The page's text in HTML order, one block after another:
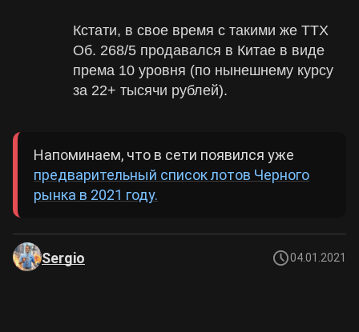
Кстати, в свое время с такими же ТТХ
Об. 268/5 продавался в Китае в виде
према 10 уровня (по нынешнему курсу
за 22+ тысячи рублей).
Напоминаем, что в сети появился уже
предварительный список лотов Черного
рынка в 2021 году.
Sergio 04.01.2021